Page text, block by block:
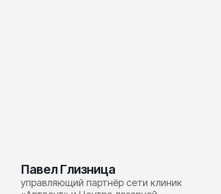
эксперт по развитию
стоматологического бизнеса
в Забота 2.0
практический опыт: